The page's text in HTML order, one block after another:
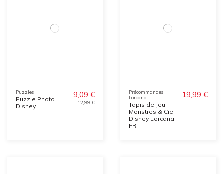
Puzzles
Puzzle Photo
Disney
9,09 €
12,99 €
Précommandes
Lorcana
Tapis de Jeu
Monstres & Cie
Disney Lorcana
FR
19,99 €